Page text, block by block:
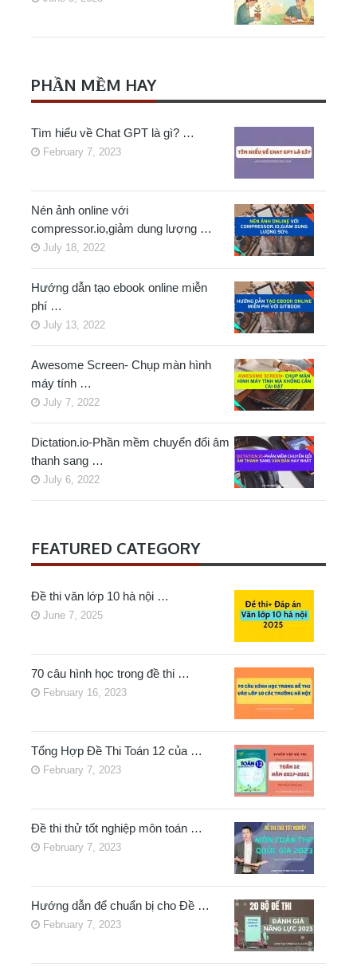
PHẦN MỀM HAY
Tìm hiểu về Chat GPT là gì? …
February 7, 2023
Nén ảnh online với
compressor.io,giảm dung lượng …
July 18, 2022
Hướng dẫn tạo ebook online miễn
phí …
July 13, 2022
Awesome Screen- Chụp màn hình
máy tính …
July 7, 2022
Dictation.io-Phần mềm chuyển đổi âm
thanh sang …
July 6, 2022
FEATURED CATEGORY
Đề thi văn lớp 10 hà nội …
June 7, 2025
70 câu hình học trong đề thi …
February 16, 2023
Tổng Hợp Đề Thi Toán 12 của …
February 7, 2023
Đề thi thử tốt nghiệp môn toán …
February 7, 2023
Hướng dẫn để chuẩn bị cho Đề …
February 7, 2023